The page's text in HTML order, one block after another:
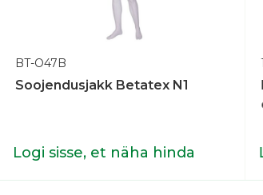
BT-O47B
Soojendusjakk Betatex N1
Logi sisse, et näha hinda